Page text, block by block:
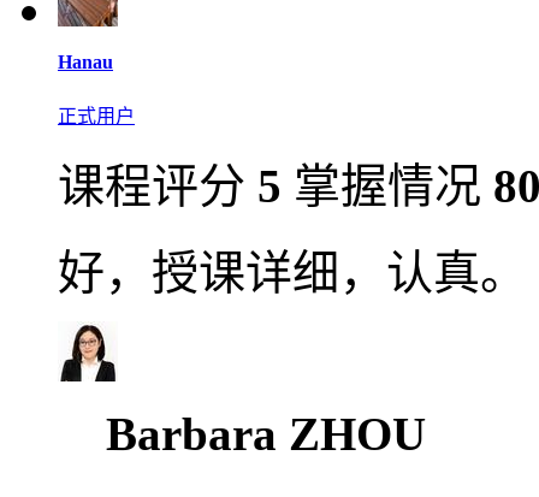
Hanau
正式用户
课程评分 5 掌握情况
好，授课详细，认真。
Barbara ZHOU